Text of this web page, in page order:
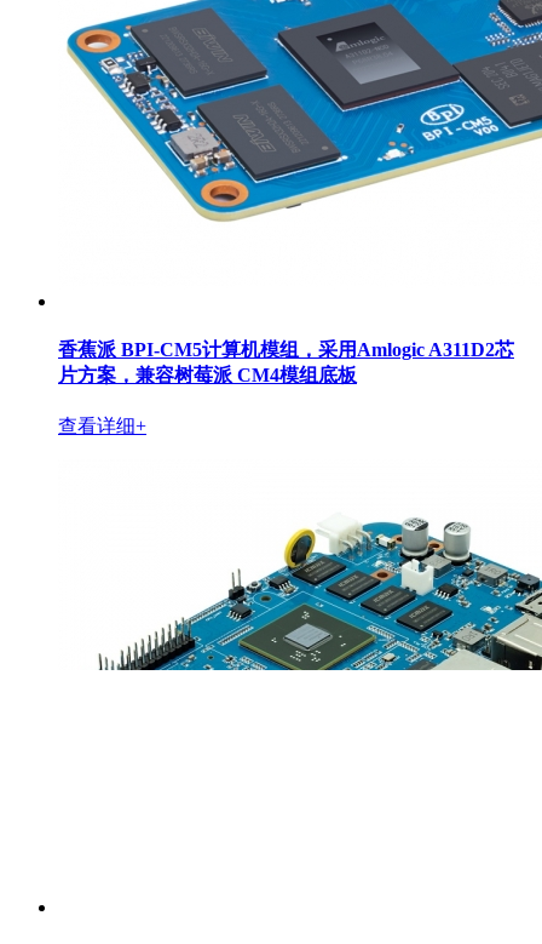
香蕉派 BPI-CM5计算机模组，采用Amlogic A311D2芯
片方案，兼容树莓派 CM4模组底板
查看详细+